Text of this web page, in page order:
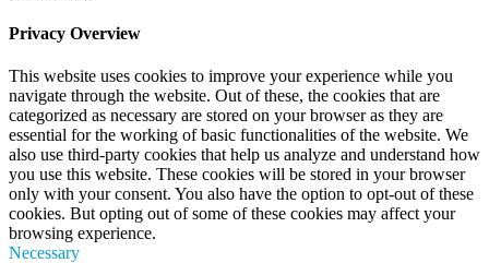
Privacy Overview
This website uses cookies to improve your experience while you
navigate through the website. Out of these, the cookies that are
categorized as necessary are stored on your browser as they are
essential for the working of basic functionalities of the website. We
also use third-party cookies that help us analyze and understand how
you use this website. These cookies will be stored in your browser
only with your consent. You also have the option to opt-out of these
cookies. But opting out of some of these cookies may affect your
browsing experience.
Necessary